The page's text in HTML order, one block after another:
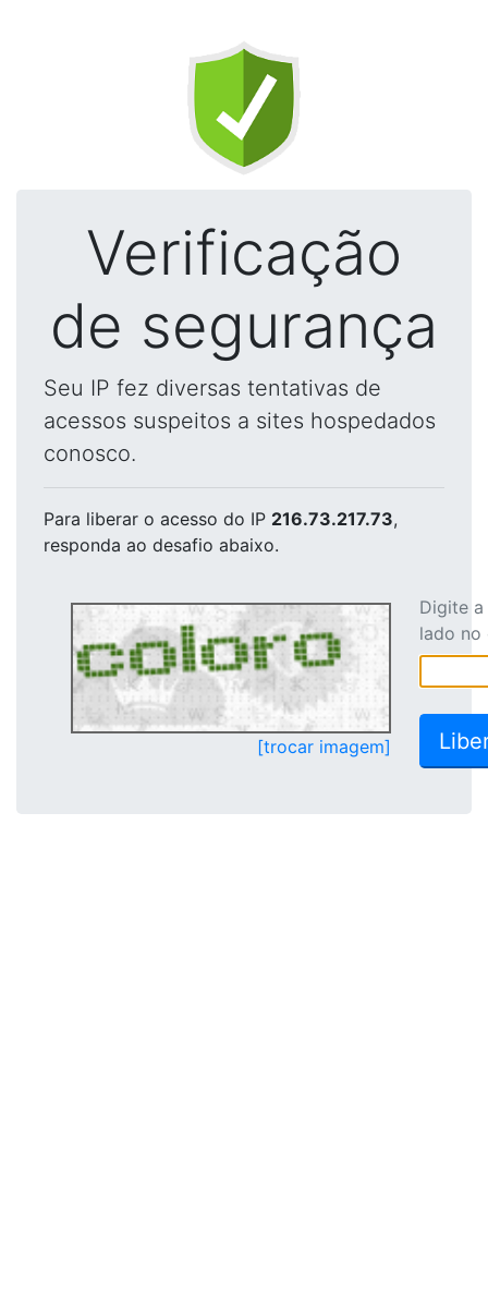
Verificação
de segurança
Seu IP fez diversas tentativas de
acessos suspeitos a sites hospedados
conosco.
Para liberar o acesso do IP 216.73.217.73,
responda ao desafio abaixo.
[trocar imagem]
Digite
lado no